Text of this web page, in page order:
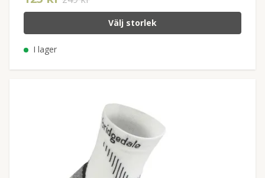
Välj storlek
I lager